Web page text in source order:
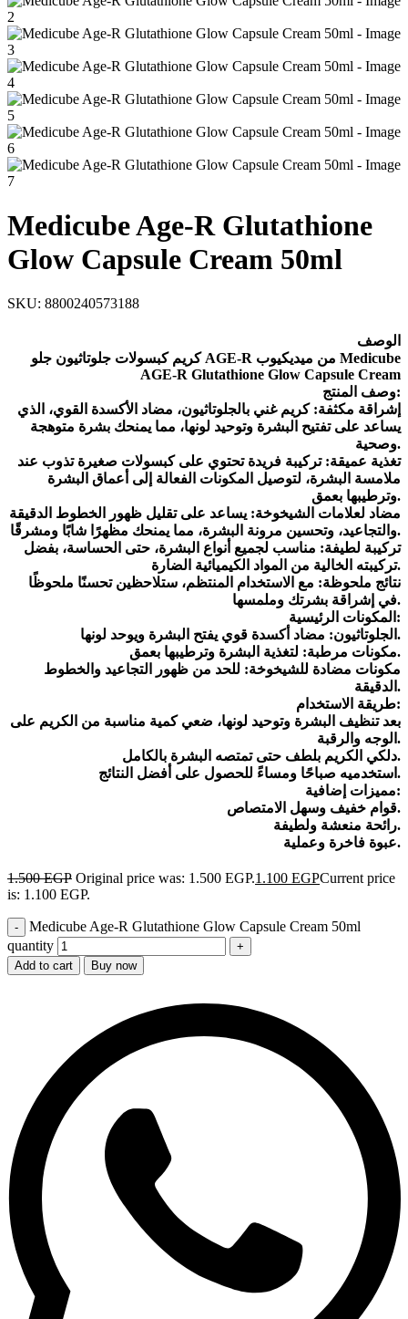
Medicube Age-R Glutathione
Glow Capsule Cream 50ml
SKU: 8800240573188
الوصف
كريم كبسولات جلوتاثيون جلو AGE-R من ميديكيوب Medicube
AGE-R Glutathione Glow Capsule Cream
وصف المنتج:
إشراقة مكثفة: كريم غني بالجلوتاثيون، مضاد الأكسدة القوي، الذي
يساعد على تفتيح البشرة وتوحيد لونها، مما يمنحك بشرة متوهجة
وصحية.
تغذية عميقة: تركيبة فريدة تحتوي على كبسولات صغيرة تذوب عند
ملامسة البشرة، لتوصيل المكونات الفعالة إلى أعماق البشرة
وترطيبها بعمق.
مضاد لعلامات الشيخوخة: يساعد على تقليل ظهور الخطوط الدقيقة
والتجاعيد، وتحسين مرونة البشرة، مما يمنحك مظهرًا شابًا ومشرقًا.
تركيبة لطيفة: مناسب لجميع أنواع البشرة، حتى الحساسة، بفضل
تركيبته الخالية من المواد الكيميائية الضارة.
نتائج ملحوظة: مع الاستخدام المنتظم، ستلاحظين تحسنًا ملحوظًا
في إشراقة بشرتك وملمسها.
المكونات الرئيسية:
الجلوتاثيون: مضاد أكسدة قوي يفتح البشرة ويوحد لونها.
مكونات مرطبة: لتغذية البشرة وترطيبها بعمق.
مكونات مضادة للشيخوخة: للحد من ظهور التجاعيد والخطوط
الدقيقة.
طريقة الاستخدام:
بعد تنظيف البشرة وتوحيد لونها، ضعي كمية مناسبة من الكريم على
الوجه والرقبة.
دلكي الكريم بلطف حتى تمتصه البشرة بالكامل.
استخدميه صباحًا ومساءً للحصول على أفضل النتائج.
مميزات إضافية:
قوام خفيف وسهل الامتصاص.
رائحة منعشة ولطيفة.
عبوة فاخرة وعملية.
1.500EGP Original price was: 1.500 EGP.1.100 EGPCurrent price
is: 1.100 EGP.
Medicube Age-R Glutathione Glow Capsule Cream 50ml
quantity
Add to cart Buy now